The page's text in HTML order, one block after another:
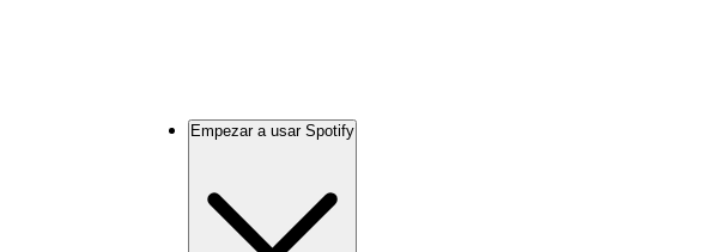
Empezar a usar Spotify